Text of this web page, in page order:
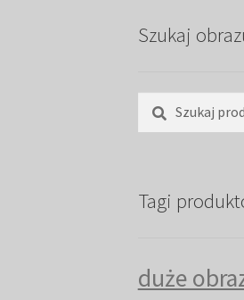
Szukaj
Szukaj:
Szukaj
Tagi
duże